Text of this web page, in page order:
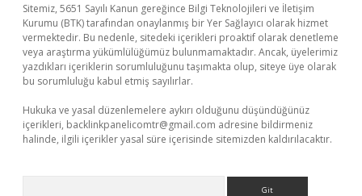
Sitemiz, 5651 Sayılı Kanun gereğince Bilgi Teknolojileri ve İletişim
Kurumu (BTK) tarafından onaylanmış bir Yer Sağlayıcı olarak hizmet
vermektedir. Bu nedenle, sitedeki içerikleri proaktif olarak denetleme
veya araştırma yükümlülüğümüz bulunmamaktadır. Ancak, üyelerimiz
yazdıkları içeriklerin sorumluluğunu taşımakta olup, siteye üye olarak
bu sorumluluğu kabul etmiş sayılırlar.
Hukuka ve yasal düzenlemelere aykırı olduğunu düşündüğünüz
içerikleri, backlinkpanelicomtr@gmail.com adresine bildirmeniz
halinde, ilgili içerikler yasal süre içerisinde sitemizden kaldırılacaktır.